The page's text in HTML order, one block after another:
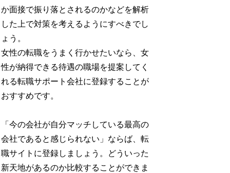
か面接で振り落とされるのかなどを解析
した上で対策を考えるようにすべきでし
ょう。
女性の転職をうまく行かせたいなら、女
性が納得できる待遇の職場を提案してく
れる転職サポート会社に登録することが
おすすめです。
「今の会社が自分マッチしている最高の
会社であると感じられない」ならば、転
職サイトに登録しましょう。どういった
新天地があるのか比較することができま